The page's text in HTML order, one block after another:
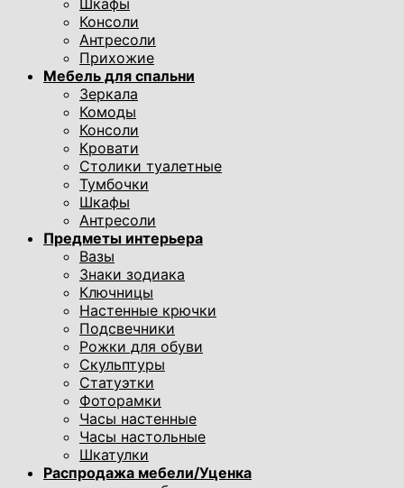
Шкафы
Консоли
Антресоли
Прихожие
Мебель для спальни
Зеркала
Комоды
Консоли
Кровати
Столики туалетные
Тумбочки
Шкафы
Антресоли
Предметы интерьера
Вазы
Знаки зодиака
Ключницы
Настенные крючки
Подсвечники
Рожки для обуви
Скульптуры
Статуэтки
Фоторамки
Часы настенные
Часы настольные
Шкатулки
Распродажа мебели/Уценка